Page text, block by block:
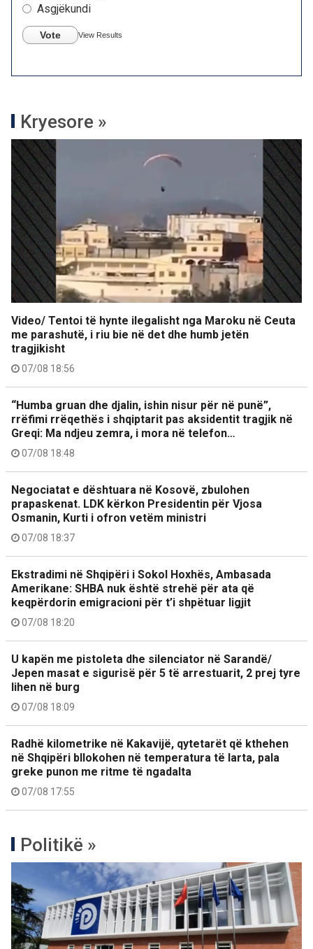
Asgjëkundi
Vote View Results
Kryesore »
Video/ Tentoi të hynte ilegalisht nga Maroku në Ceuta
me parashutë, i riu bie në det dhe humb jetën
tragjikisht
07/08 18:56
“Humba gruan dhe djalin, ishin nisur për në punë”,
rrëfimi rrëqethës i shqiptarit pas aksidentit tragjik në
Greqi: Ma ndjeu zemra, i mora në telefon…
07/08 18:48
Negociatat e dështuara në Kosovë, zbulohen
prapaskenat. LDK kërkon Presidentin për Vjosa
Osmanin, Kurti i ofron vetëm ministri
07/08 18:37
Ekstradimi në Shqipëri i Sokol Hoxhës, Ambasada
Amerikane: SHBA nuk është strehë për ata që
keqpërdorin emigracioni për t’i shpëtuar ligjit
07/08 18:20
U kapën me pistoleta dhe silenciator në Sarandë/
Jepen masat e sigurisë për 5 të arrestuarit, 2 prej tyre
lihen në burg
07/08 18:09
Radhë kilometrike në Kakavijë, qytetarët që kthehen
në Shqipëri bllokohen në temperatura të larta, pala
greke punon me ritme të ngadalta
07/08 17:55
Politikë »